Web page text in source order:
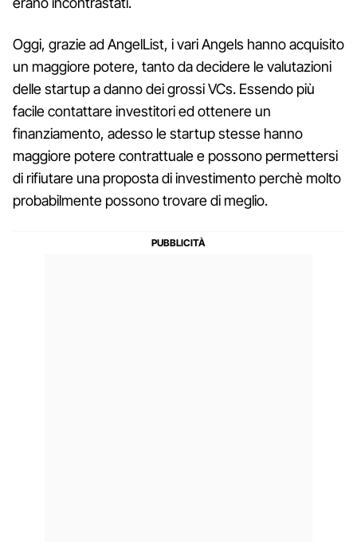
Oggi, grazie ad AngelList, i vari Angels hanno acquisito
un maggiore potere, tanto da decidere le valutazioni
delle startup a danno dei grossi VCs. Essendo più
facile contattare investitori ed ottenere un
finanziamento, adesso le startup stesse hanno
maggiore potere contrattuale e possono permettersi
di rifiutare una proposta di investimento perchè molto
probabilmente possono trovare di meglio.